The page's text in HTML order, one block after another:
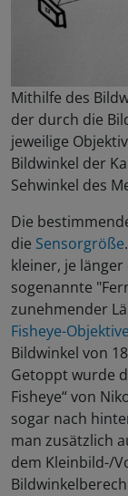
Mithilfe des
der durch die
jeweilige
Bildwinkel der
Sehwinkel des
Die
die Sensorgröße
kleiner, je
sogenannte
zunehmender
Fisheye-Objektive
Bildwinkel von
Getoppt wurde
Fisheye“ von
sogar nach
man zusätzlich
dem Kleinbild-/